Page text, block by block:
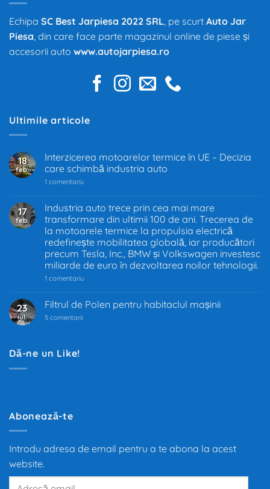
Echipa SC Best Jarpiesa 2022 SRL , pe scurt Auto Jar
Piesa , din care face parte magazinul online de piese și
accesorii auto www.autojarpiesa.ro
Ultimile articole
18
feb.
Interzicerea motoarelor termice în UE – Decizia
care schimbă industria auto
1 comentariula
termice
în
UE
–
Decizia
care
schimbă
industria
auto
17
feb.
Industria auto trece prin cea mai mare
transformare din ultimii 100 de ani. Trecerea de
la motoarele termice la propulsia electrică
redefinește mobilitatea globală, iar producători
precum Tesla, Inc., BMW și Volkswagen investesc
miliarde de euro în dezvoltarea noilor tehnologii.
1 comentariula
trece
prin
redefinește
23
iul.
Filtrul de Polen pentru habitaclul mașinii
5 comentariila
Dă-ne un Like!
Abonează-te
Introdu adresa de email pentru a te abona la acest
website.
Adresă